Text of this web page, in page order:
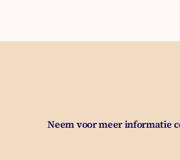
Neem voor meer informatie